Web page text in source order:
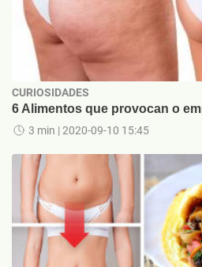
CURIOSIDADES
6 Alimentos que provocan o
3 min | 2020-09-10 15:45